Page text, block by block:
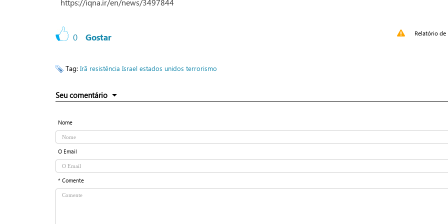
https://iqna.ir/en/news/3497844
0 Gostar Relatório de
Tag: Irã resistência Israel estados unidos terrorismo
Seu comentário
Nome
O Email
* Comente